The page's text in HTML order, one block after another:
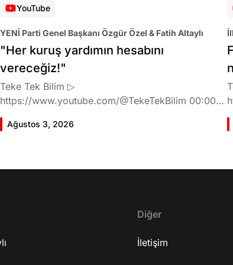
YouTube
YENİ Parti Genel Başkanı Özgür Özel & Fatih Altaylı
"Her kuruş yardımın hesabını
vereceğiz!"
Teke Tek Bilim ▷
https://www.youtube.com/@TekeTekBilim 00:00
Giriş 01:58 Butlan kararı 05:58 Butlan kararı kimin
meselesi? 11:32 Kılıçdaroğlu bu günlerin sinyalini
30:09 AK Parti'ye geçişlerin duracağının garantisi
Yargıtay kararından eminken neden partiden
Seçim güvenliğini nasıl sağlayacak? 1:06:25 Ekrem
Ağustos 3, 2026
Diğer
İletişim